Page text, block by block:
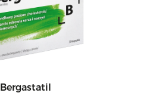
Bergastatil